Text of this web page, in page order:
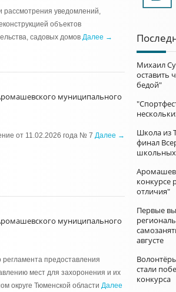
рассмотрения уведомлений,
объектов
садовых домов Далее →
муниципального
от 11.02.2026 года № 7 Далее →
муниципального
предоставления
мест для захоронения и их
округе Тюменской области Далее
Михаил
оставить
бедой"
Школа из
финал
конкурсе
отличия"
Первые
августе
стали
конкурса